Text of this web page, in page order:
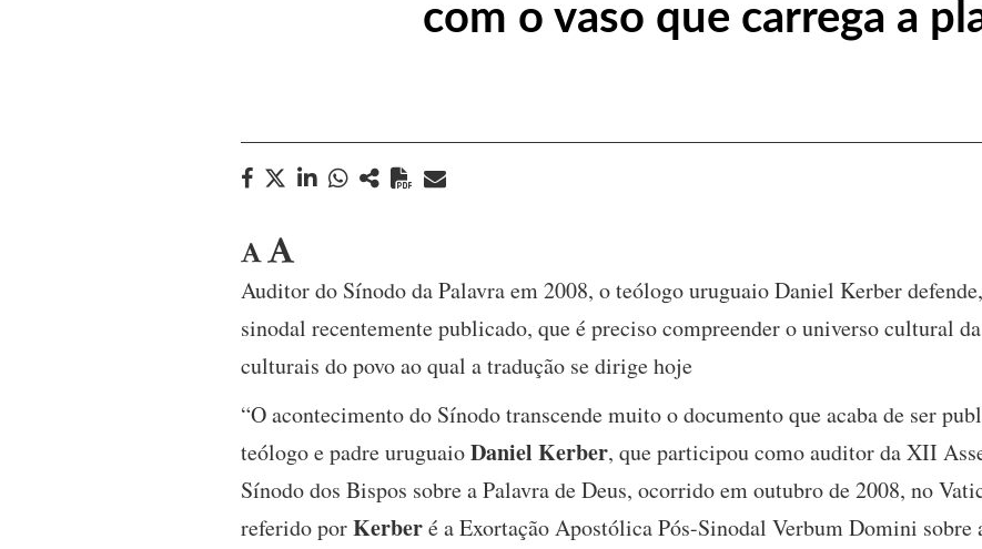
com o vaso que carrega a
Auditor do Sínodo da Palavra em 2008, o teólogo uruguaio Daniel Kerber
sinodal recentemente publicado, que é preciso compreender o universo cultural
culturais do povo ao qual a tradução se dirige hoje
“O acontecimento do Sínodo transcende muito o documento que acaba de ser
teólogo e padre uruguaioDaniel Kerber, que participou como auditor da XII
Sínodo dos Bispos sobre a Palavra de Deus, ocorrido em outubro de 2008, no
referido porKerberé a Exortação Apostólica Pós-Sinodal Verbum Domini sobre